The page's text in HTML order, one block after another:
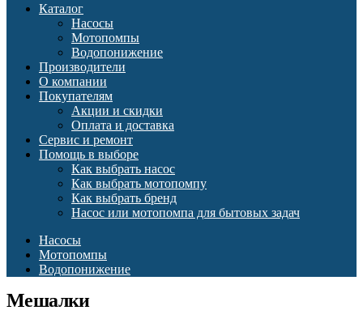
Каталог
Насосы
Мотопомпы
Водопонижение
Производители
О компании
Покупателям
Акции и скидки
Оплата и доставка
Сервис и ремонт
Помощь в выборе
Как выбрать насос
Как выбрать мотопомпу
Как выбрать бренд
Насос или мотопомпа для бытовых задач
Насосы
Мотопомпы
Водопонижение
Мешалки